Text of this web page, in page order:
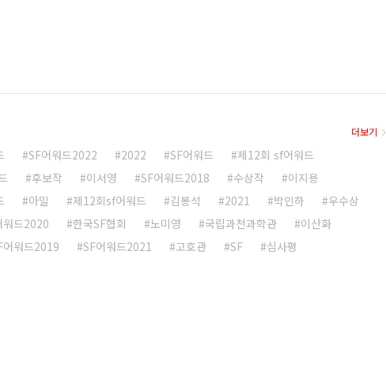
SF어워드2022 2022 SF어워드
제12회 sf어워드
후보작 이서영 SF어워드2018 수상작
이지용
아밀 제12회sf어워드 김봉석 2021 박인하
우수상
워드2020 한국SF협회 노미영 국립과천과학관
이산화
어워드2019 SF어워드2021 고호관 SF 심사평
더보기